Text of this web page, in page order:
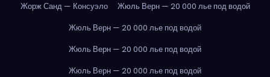
Жорж Санд — Консуэло
Жюль Верн — 20 000 лье под водой
Жюль Верн — 20 000 лье под водой
Жюль Верн — 20 000 лье под водой
Жюль Верн — 20 000 лье под водой